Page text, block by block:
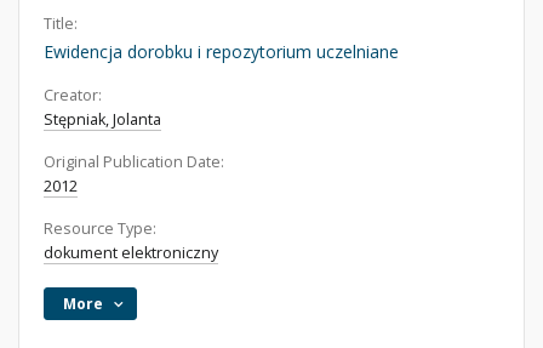
Title:
Ewidencja dorobku i repozytorium uczelniane
Creator:
Stępniak, Jolanta
Original Publication Date:
2012
Resource Type:
dokument elektroniczny
More